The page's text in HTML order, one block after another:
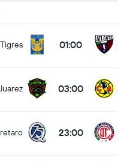
Tigres 01:00
03:00
23:00